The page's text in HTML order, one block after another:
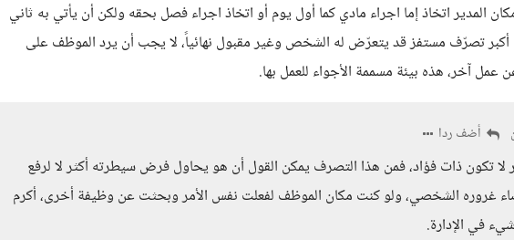
المدير اتخاذ إما اجراء مادي كما أول يوم أو اتخاذ اجراء فصل بحقه ولكن أن يأتي به ثاني
أكبر تصرّف مستفز قد يتعرّض له الشخص وغير مقبول نهائياً، لا يجب أن يرد الموظف على
آخر، هذه بيئة مسممة الأجواء للعمل بها.
أضف ردا
لا تكون ذات فؤاد، فمن هذا التصرف يمكن القول أن هو يحاول فرض سيطرته أكثر لا لرفع
غروره الشخصي، ولو كنت مكان الموظف لفعلت نفس الأمر وبحثت عن وظيفة أخرى، أكرم
في الإدارة.